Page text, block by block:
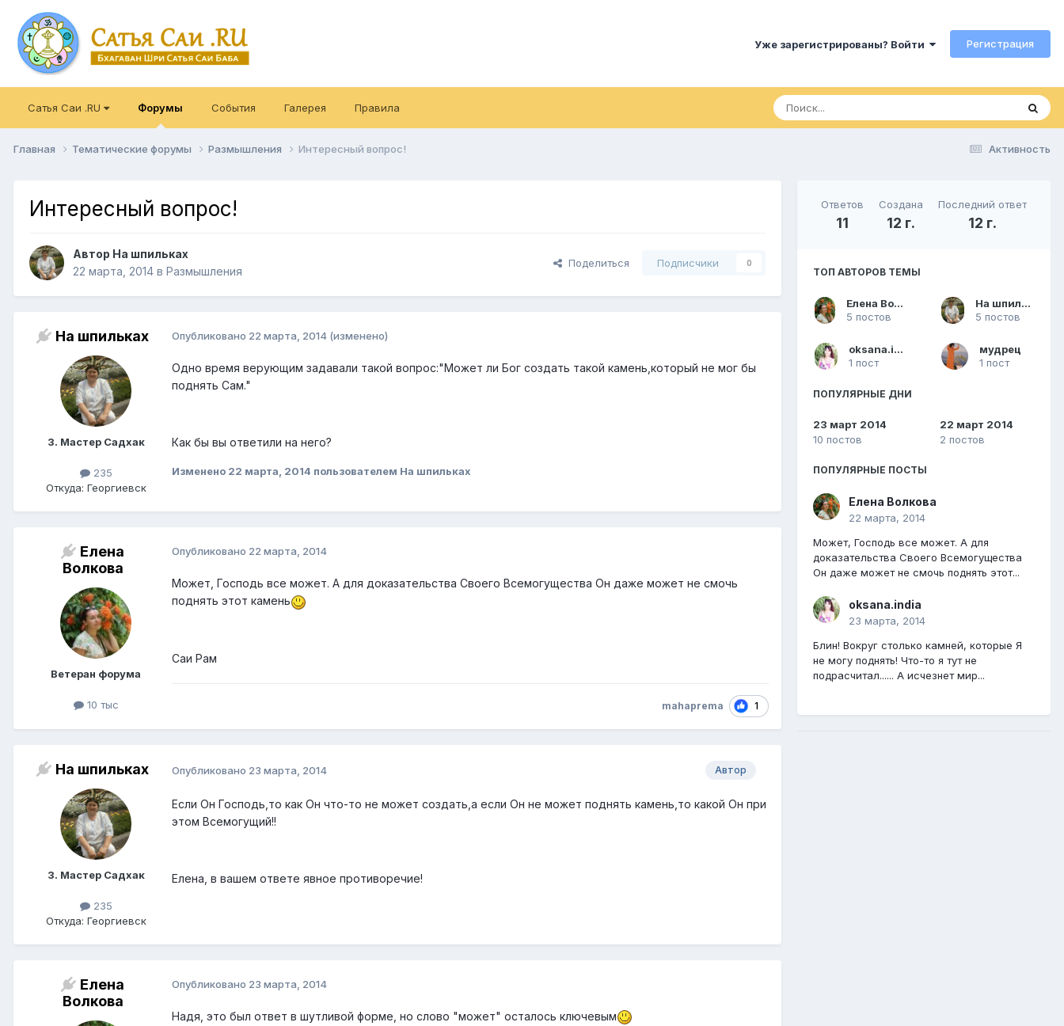
Уже зарегистрированы? Войти Регистрация
Сатья Саи .RU Форумы События Галерея Правила
Активность
Главная Тематические форумы Размышления Интересный вопрос!
Интересный вопрос!
Автор На шпильках
22 марта, 2014 в Размышления
Поделиться Подписчики 0
На шпильках
3. Мастер Садхак
235
Откуда: Георгиевск
Опубликовано 22 марта, 2014 (изменено)
Одно время верующим задавали такой вопрос:"Может ли Бог создать такой камень,который не мог бы
поднять Сам."
Как бы вы ответили на него?
Изменено 22 марта, 2014 пользователем На шпильках
Елена
Волкова
Ветеран форума
10 тыс
Опубликовано 22 марта, 2014
Может, Господь все может. А для доказательства Своего Всемогущества Он даже может не смочь
поднять этот камень
Саи Рам
mahaprema 1
На шпильках
3. Мастер Садхак
235
Откуда: Георгиевск
Автор
Опубликовано 23 марта, 2014
Если Он Господь,то как Он что-то не может создать,а если Он не может поднять камень,то какой Он при
этом Всемогущий!!
Елена, в вашем ответе явное противоречие!
Елена
Волкова
Опубликовано 23 марта, 2014
Надя, это был ответ в шутливой форме, но слово "может" осталось ключевым
Ответов
11
Создана
12 г.
Последний ответ
12 г.
ТОП АВТОРОВ ТЕМЫ
Елена Волкова
5 постов
На шпильках
5 постов
oksana.india
1 пост
мудрец
1 пост
ПОПУЛЯРНЫЕ ДНИ
23 март 2014
10 постов
22 март 2014
2 постов
ПОПУЛЯРНЫЕ ПОСТЫ
Елена Волкова
22 марта, 2014
Может, Господь все может. А для
доказательства Своего Всемогущества
Он даже может не смочь поднять этот...
oksana.india
23 марта, 2014
Блин! Вокруг столько камней, которые Я
не могу поднять! Что-то я тут не
подрасчитал...... А исчезнет мир...